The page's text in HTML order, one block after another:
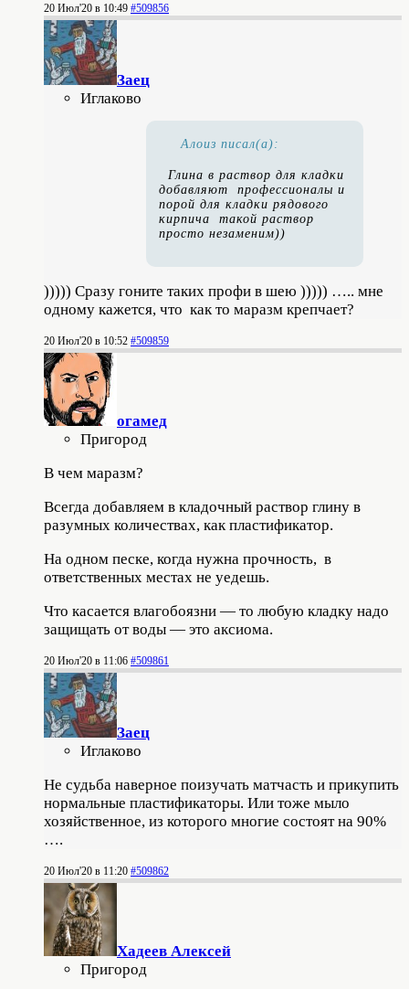
20 Июл'20 в 10:49 #509856
Заец
Иглаково
Алоиз писал(а):
Глина в раствор для кладки
добавляют профессионалы и
порой для кладки рядового
кирпича такой раствор
просто незаменим))
))))) Сразу гоните таких профи в шею ))))) ….. мне
одному кажется, что как то маразм крепчает?
20 Июл'20 в 10:52 #509859
огамед
Пригород
В чем маразм?
Всегда добавляем в кладочный раствор глину в
разумных количествах, как пластификатор.
На одном песке, когда нужна прочность, в
ответственных местах не уедешь.
Что касается влагобоязни — то любую кладку надо
защищать от воды — это аксиома.
20 Июл'20 в 11:06 #509861
Заец
Иглаково
Не судьба наверное поизучать матчасть и прикупить
нормальные пластификаторы. Или тоже мыло
хозяйственное, из которого многие состоят на 90%
….
20 Июл'20 в 11:20 #509862
Хадеев Алексей
Пригород